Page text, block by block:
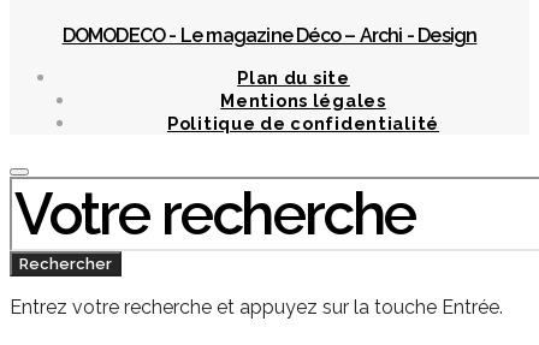
DOMODECO - Le magazine Déco – Archi - Design
Plan du site
Mentions légales
Politique de confidentialité
Chercher
Rechercher
Entrez votre recherche et appuyez sur la touche Entrée.